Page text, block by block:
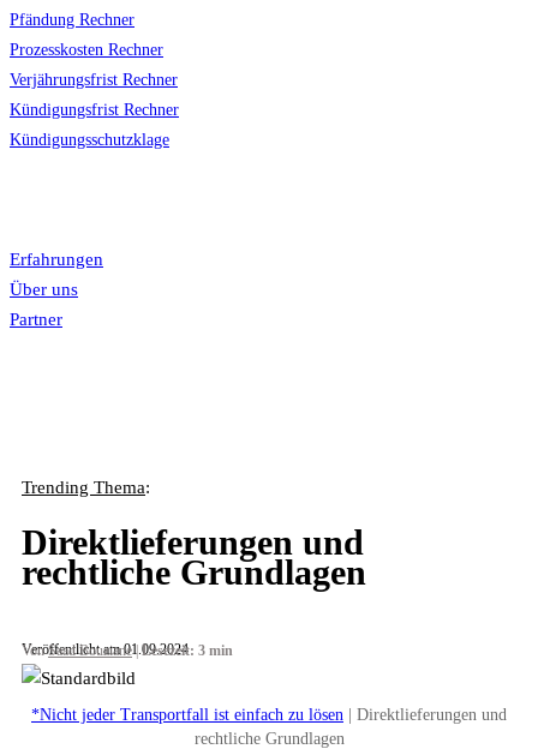
Pfändung Rechner
Prozesskosten Rechner
Verjährungsfrist Rechner
Kündigungsfrist Rechner
Kündigungsschutzklage
Erfahrungen
Über uns
Partner
Trending Thema:
Direktlieferungen und
rechtliche Grundlagen
Veröffentlicht am 01.09.2024
VonSaad Bouziane|Lesezeit: 3 min
*Nicht jeder Transportfall ist einfach zu lösen | Direktlieferungen und
rechtliche Grundlagen